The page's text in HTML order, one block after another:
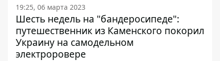
19:25, 06 марта 2023
Шесть недель на "бандеросипеде":
путешественник из Каменского покорил
Украину на самодельном
электроровере